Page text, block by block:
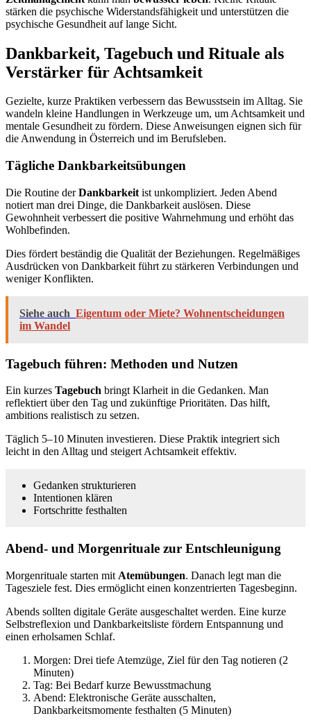
stärken die psychische Widerstandsfähigkeit und unterstützen die
psychische Gesundheit auf lange Sicht.
Dankbarkeit, Tagebuch und Rituale als
Verstärker für Achtsamkeit
Gezielte, kurze Praktiken verbessern das Bewusstsein im Alltag. Sie
wandeln kleine Handlungen in Werkzeuge um, um Achtsamkeit und
mentale Gesundheit zu fördern. Diese Anweisungen eignen sich für
die Anwendung in Österreich und im Berufsleben.
Tägliche Dankbarkeitsübungen
Die Routine derDankbarkeit ist unkompliziert. Jeden Abend
notiert man drei Dinge, die Dankbarkeit auslösen. Diese
Gewohnheit verbessert die positive Wahrnehmung und erhöht das
Wohlbefinden.
Dies fördert beständig die Qualität der Beziehungen. Regelmäßiges
Ausdrücken von Dankbarkeit führt zu stärkeren Verbindungen und
weniger Konflikten.
Siehe auch Eigentum oder Miete? Wohnentscheidungen
im Wandel
Tagebuch führen: Methoden und Nutzen
Ein kurzes Tagebuch bringt Klarheit in die Gedanken. Man
reflektiert über den Tag und zukünftige Prioritäten. Das hilft,
ambitions realistisch zu setzen.
Täglich 5–10 Minuten investieren. Diese Praktik integriert sich
leicht in den Alltag und steigert Achtsamkeit effektiv.
Gedanken strukturieren
Intentionen klären
Fortschritte festhalten
Abend‑ und Morgenrituale zur Entschleunigung
Morgenrituale starten mit Atemübungen. Danach legt man die
Tagesziele fest. Dies ermöglicht einen konzentrierten Tagesbeginn.
Abends sollten digitale Geräte ausgeschaltet werden. Eine kurze
Selbstreflexion und Dankbarkeitsliste fördern Entspannung und
einen erholsamen Schlaf.
Morgen: Drei tiefe Atemzüge, Ziel für den Tag notieren (2
Minuten)
Tag: Bei Bedarf kurze Bewusstmachung
Abend: Elektronische Geräte ausschalten,
Dankbarkeitsmomente festhalten (5 Minuten)